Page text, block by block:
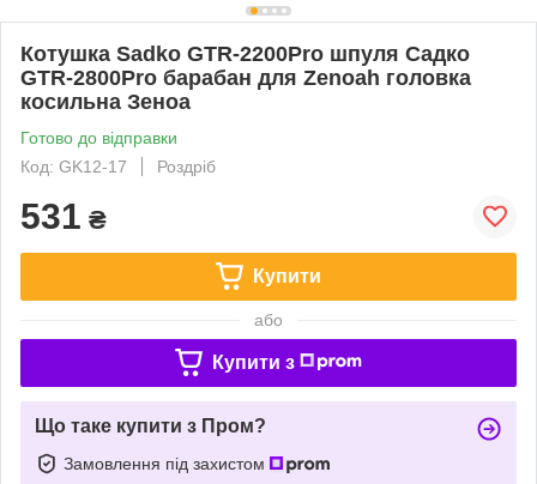
Котушка Sadko GTR-2200Pro шпуля Садко
GTR-2800Pro барабан для Zenoah головка
косильна Зеноа
Готово до відправки
Код: GK12-17
Роздріб
531 ₴
Купити
або
Купити з
Що таке купити з Пром?
Замовлення під захистом